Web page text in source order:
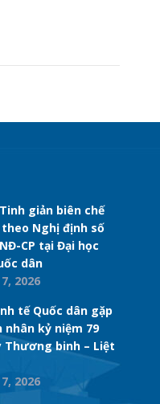
giản biên chế
theo Nghị định số
CP tại Đại học
dân
2026
tế Quốc dân gặp
kỷ niệm 79
Thương binh – Liệt
2026